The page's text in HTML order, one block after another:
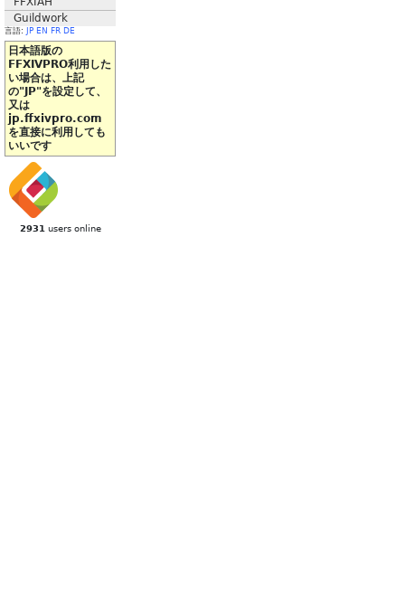
Guildwork
言語: JP EN FR DE
日本語版の
FFXIVPRO利用した
い場合は、上記
の"JP"を設定して、
又は
jp.ffxivpro.com
を直接に利用しても
いいです
2931 users online